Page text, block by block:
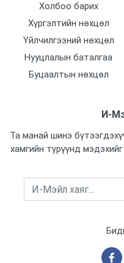
Тийм
Горим
Шөнө өнгөтөөр хардаг
Power input
Мемори картны оролт
Тийм
Бичих горим
Холбоо барих
Хүргэлтийн нөхцөл
Үйлчилгээний нөхцөл
Нууцлалын баталгаа
Буцаалтын нөхцөл
И-
Та манай шинэ
хамгийн түрүүнд